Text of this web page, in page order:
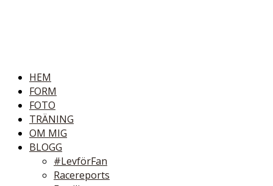
HEM
FORM
FOTO
TRÄNING
OM MIG
BLOGG
#LevförFan
Racereports